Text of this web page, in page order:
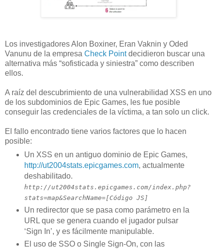
Los investigadores Alon Boxiner, Eran Vaknin y Oded
Vanunu de la empresa Check Pointdecidieron buscar una
alternativa más “sofisticada y siniestra” como describen
ellos.
A raíz del descubrimiento de una vulnerabilidad XSS en uno
de los subdominios de Epic Games, les fue posible
conseguir las credenciales de la víctima, a tan solo un click.
El fallo encontrado tiene varios factores que lo hacen
posible:
Un XSS en un antiguo dominio de Epic Games,
http://ut2004stats.epicgames.com, actualmente
deshabilitado.
http://ut2004stats.epicgames.com/index.php?
stats=map&SearchName=[Código JS]
Un redirector que se pasa como parámetro en la
URL que se genera cuando el jugador pulsar
‘Sign In’, y es fácilmente manipulable.
El uso de SSO o Single Sign-On, con las